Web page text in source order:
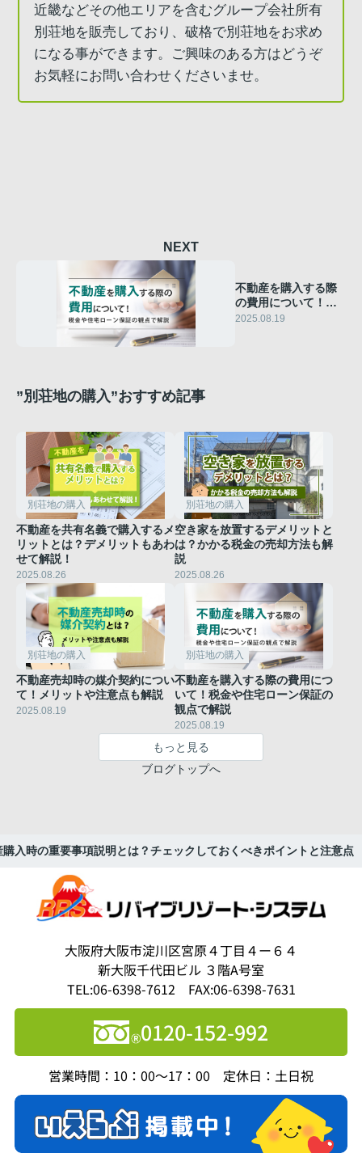
近畿などその他エリアを含むグループ会社所有
別荘地を販売しており、破格で別荘地をお求め
になる事ができます。ご興味のある方はどうぞ
お気軽にお問い合わせくださいませ。
NEXT
不動産を購入する際
の費用について！税
金や住宅ローン保証
2025.08.19
”別荘地の購入”おすすめ記事
別荘地の購入
不動産を共有名義で購入するメ
リットとは？デメリットもあわ
せて解説！
2025.08.26
別荘地の購入
空き家を放置するデメリットと
は？かかる税金の売却方法も解
説
2025.08.26
別荘地の購入
不動産売却時の媒介契約につい
て！メリットや注意点も解説
2025.08.19
別荘地の購入
不動産を購入する際の費用につ
いて！税金や住宅ローン保証の
観点で解説
2025.08.19
もっと見る
ブログトップへ
購入時の重要事項説明とは？チェックしておくべきポイントと注意点
大阪府大阪市淀川区宮原４丁目４ー６４
新大阪千代田ビル ３階A号室
TEL:06-6398-7612 FAX:06-6398-7631
0120-152-992
営業時間：10：00～17：00 定休日：土日祝